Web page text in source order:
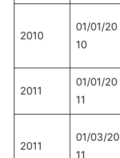
2010
01/01/20
10
2011
01/01/20
11
2011
01/03/20
11